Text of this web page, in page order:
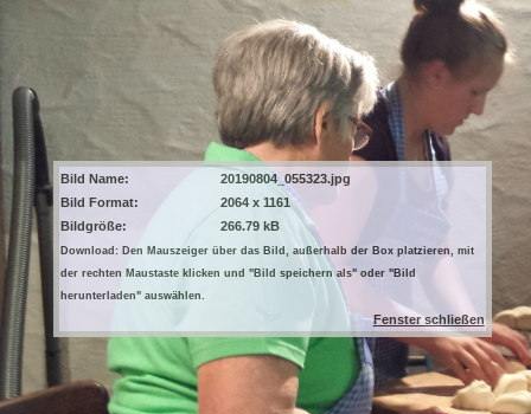
Bild Name:
20190804_055323.jpg
Bild Format:
2064 x 1161
Bildgröße:
266.79 kB
Download: Den Mauszeiger über das Bild, außerhalb der Box platzieren, mit
der rechten Maustaste klicken und "Bild speichern als" oder "Bild
herunterladen" auswählen.
Fenster schließen